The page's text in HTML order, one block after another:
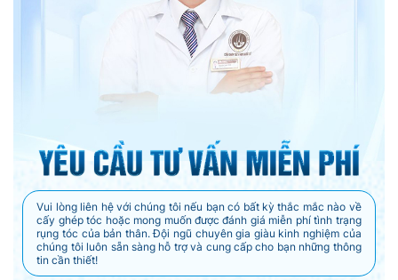
Vui lòng liên hệ với chúng tôi nếu bạn có bất kỳ thắc mắc nào về
cấy ghép tóc hoặc mong muốn được đánh giá miễn phí tình trạng
rụng tóc của bản thân. Đội ngũ chuyên gia giàu kinh nghiệm của
chúng tôi luôn sẵn sàng hỗ trợ và cung cấp cho bạn những thông
tin cần thiết!